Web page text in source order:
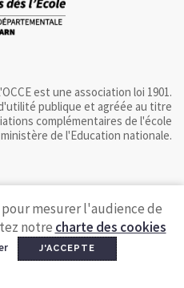
est une association loi 1901.
publique et agréée au titre
complémentaires de l'école
de l'Education nationale.
mesurer l'audience de
notre charte des cookies
J'ACCEPTE